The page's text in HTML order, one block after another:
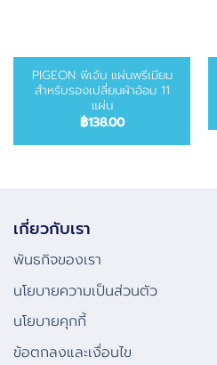
PIGEON พีเจ้น แผ่นพรีเมียม
สำหรับรองเปลี่ยนผ้าอ้อม 11
แผ่น
฿138.00
เกี่ยวกับเรา
พันธกิจของเรา
นโยบายความเป็นส่วนตัว
นโยบายคุกกี้
ข้อตกลงและเงื่อนไข